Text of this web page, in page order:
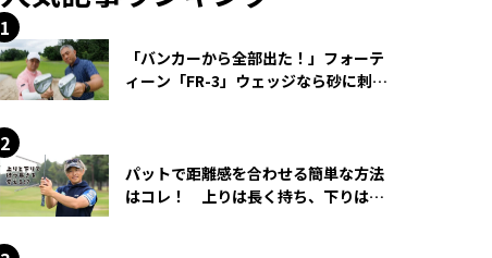
「バンカーから全部出た！」フォーテ
ィーン「FR-3」ウェッジなら砂に刺さ
パットで距離感を合わせる簡単な方法
はコレ！ 上りは長く持ち、下りは短